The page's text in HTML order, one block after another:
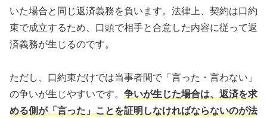
いた場合と同じ返済義務を負います。法律上、契約は口約
束で成立するため、口頭で相手と合意した内容に従って返
済義務が生じるのです。
ただし、口約束だけでは当事者間で「言った・言わない」
の争いが生じやすいです。 争いが生じた場合は、返済を求
める側が「言った」ことを証明しなければならないのが法